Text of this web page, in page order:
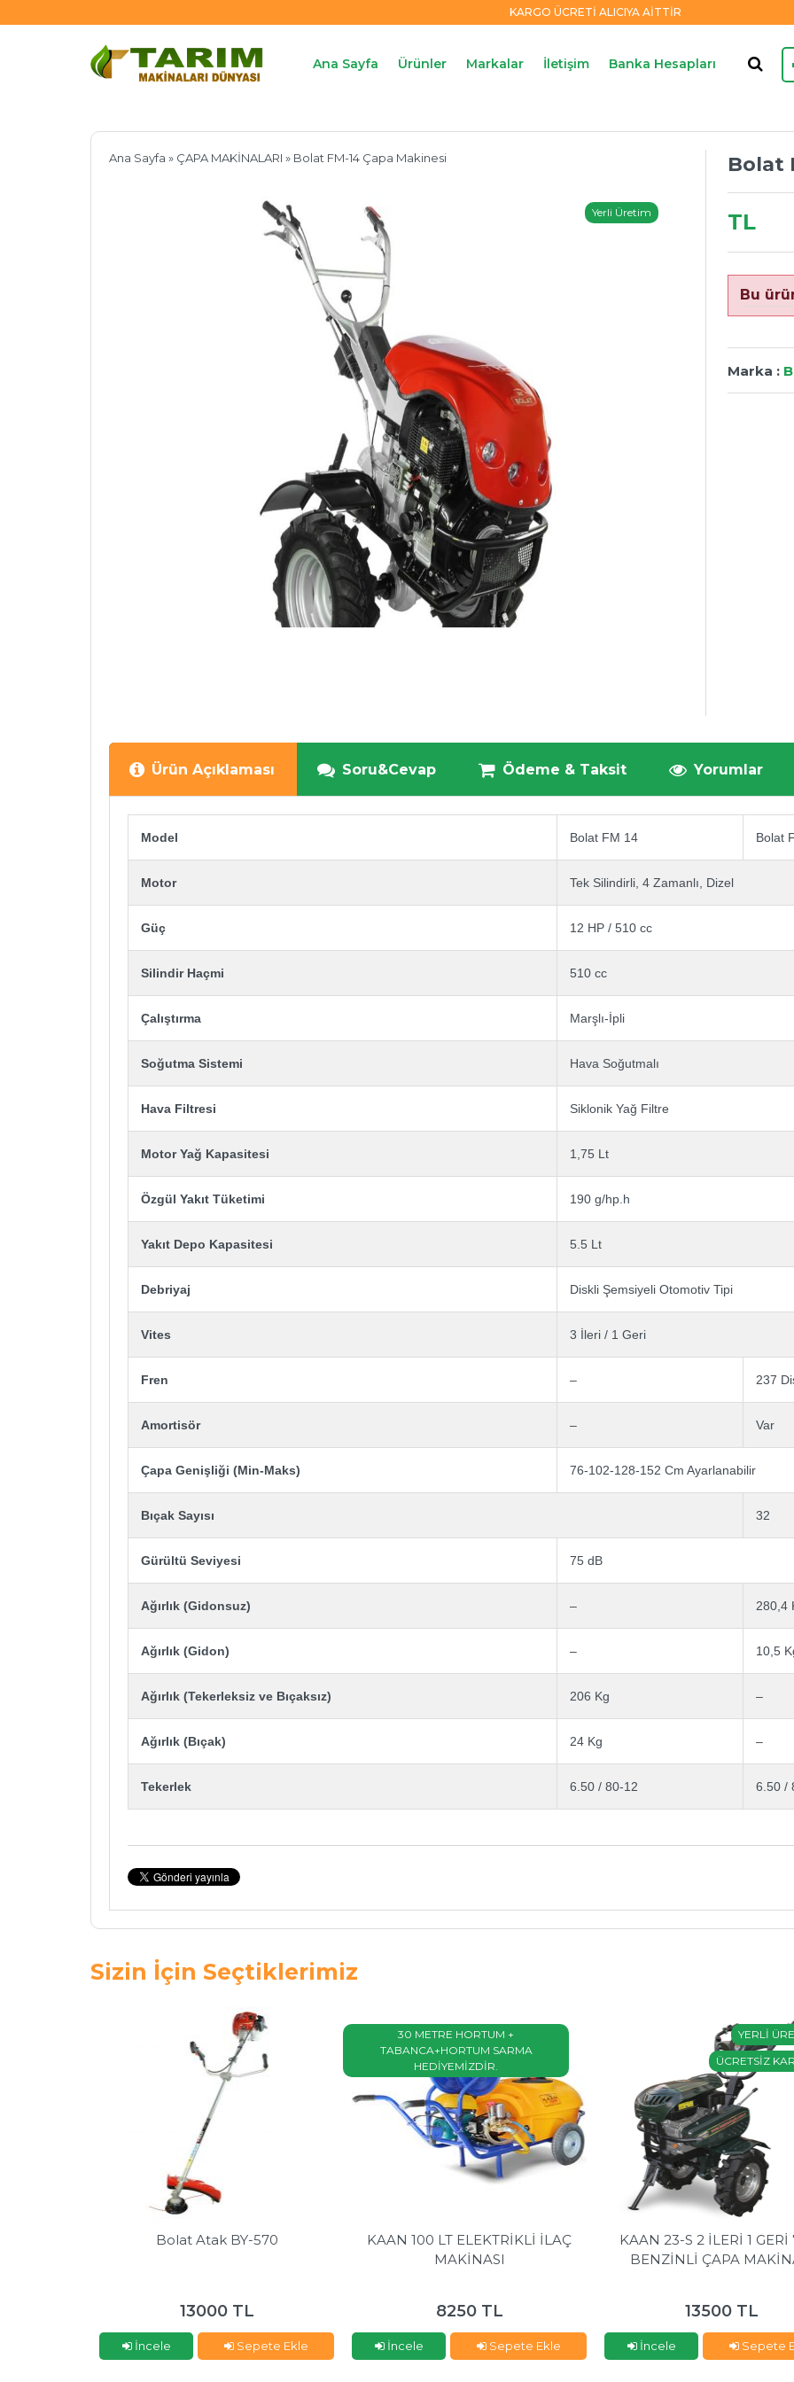
KARGO ÜCRETİ ALICIYA AİTTİR
Ana Sayfa Ürünler Markalar İletişim Banka Hesapları
Ana Sayfa » ÇAPA MAKİNALARI » Bolat FM-14 Çapa Makinesi
Yerli Üretim
Bolat
TL
Bu
Marka :
Ürün Açıklaması Soru&Cevap Ödeme & Taksit Yorumlar
Model Bolat FM 14 Bolat
Motor Tek Silindirli, 4 Zamanlı, Dizel
Güç 12 HP / 510 cc
Silindir Haçmi 510 cc
Çalıştırma Marşlı-İpli
Soğutma Sistemi Hava Soğutmalı
Hava Filtresi Siklonik Yağ Filtre
Motor Yağ Kapasitesi 1,75 Lt
Özgül Yakıt Tüketimi 190 g/hp.h
Yakıt Depo Kapasitesi 5.5 Lt
Debriyaj Diskli Şemsiyeli Otomotiv Tipi
Vites 3 İleri / 1 Geri
Fren – 237
Amortisör – Var
Çapa Genişliği (Min-Maks) 76-102-128-152 Cm Ayarlanabilir
Bıçak Sayısı 32
Gürültü Seviyesi 75 dB
Ağırlık (Gidonsuz) – 280,4
Ağırlık (Gidon) – 10,5
Ağırlık (Tekerleksiz ve Bıçaksız) 206 Kg –
Ağırlık (Bıçak) 24 Kg –
Tekerlek 6.50 / 80-12 6.50 /
Sizin İçin Seçtiklerimiz
Bolat Atak BY-570
13000 TL
İncele Sepete Ekle
30 METRE HORTUM +
TABANCA+HORTUM SARMA
HEDİYEMİZDİR.
KAAN 100 LT ELEKTRİKLİ İLAÇ
MAKİNASI
8250 TL
İncele Sepete Ekle
YERLİ
ÜCRETSİZ
KAAN 23-S 2 İLERİ 1 GERİ
BENZİNLİ ÇAPA
13500 TL
İncele Sepete